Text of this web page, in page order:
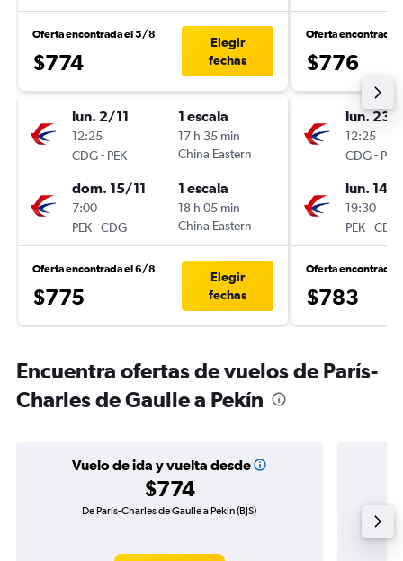
Oferta encontrada el 5/8
$774
Elegir
fechas
lun. 2/11
12:25
CDG- PEK
1 escala
17 h 35 min
China Eastern
dom. 15/11
7:00
PEK-CDG
1 escala
18 h 05 min
China Eastern
Oferta encontrada el 6/8
$775
Elegir
fechas
Oferta encontrada
$776
lun. 23/
12:25
CDG- PEK
lun. 14/
19:30
PEK-CDG
Oferta encontrada
$783
Encuentra ofertas de vuelos de París-
Charles de Gaulle a Pekín
Vuelo de ida y vuelta desde
$774
De París-Charles de Gaulle a Pekín (BJS)